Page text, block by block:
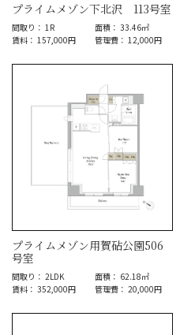
プライムメゾン下北沢 113号室
間取り： 1R
面積： 33.46㎡
賃料： 157,000円
管理費： 12,000円
プライムメゾン用賀砧公園506
号室
間取り： 2LDK
面積： 62.18㎡
賃料： 352,000円
管理費： 20,000円